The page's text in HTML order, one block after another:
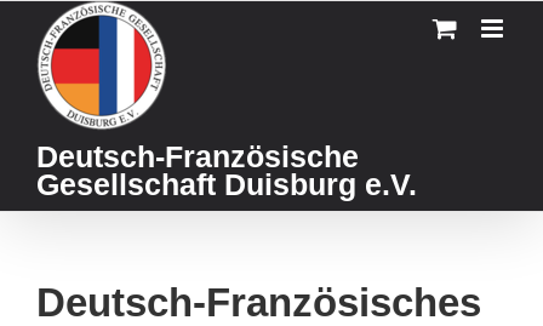
content
Deutsch-Französische
Gesellschaft Duisburg e.V.
Deutsch-Französisches